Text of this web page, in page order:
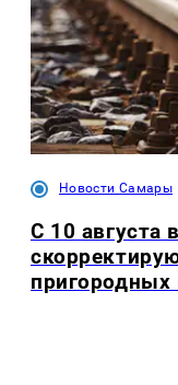
Новости Самары
С 10 августа
пригородных